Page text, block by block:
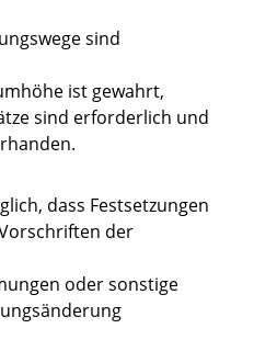
sind
ist gewahrt,
sind erforderlich und
dass Festsetzungen
der
oder sonstige